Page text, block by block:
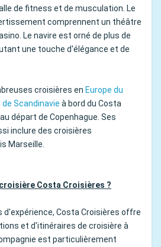
de fitness et de musculation. Le
comprennent un théâtre
Le navire est orné de plus de
une touche d'élégance et de
croisières en Europe du
Scandinavie à bord du Costa
départ de Copenhague. Ses
inclure des croisières
Marseille.
Costa Croisières ?
d'expérience, Costa Croisières offre
et d'itinéraires de croisière à
est particulièrement